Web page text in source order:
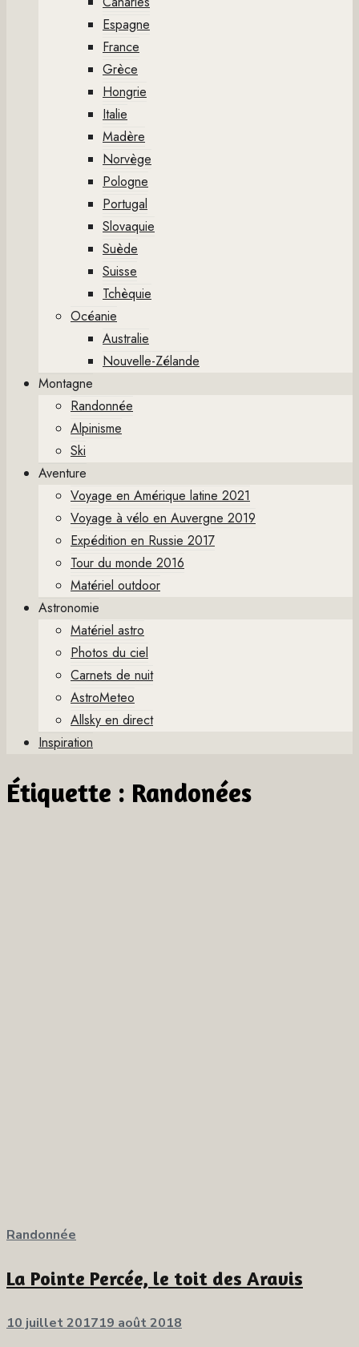
Espagne
France
Grèce
Hongrie
Italie
Madère
Norvège
Pologne
Portugal
Slovaquie
Suède
Suisse
Tchèquie
Océanie
Australie
Nouvelle-Zélande
Montagne
Randonnée
Alpinisme
Ski
Aventure
Voyage en Amérique latine 2021
Voyage à vélo en Auvergne 2019
Expédition en Russie 2017
Tour du monde 2016
Matériel outdoor
Astronomie
Matériel astro
Photos du ciel
Carnets de nuit
AstroMeteo
Allsky en direct
Inspiration
Étiquette : Randonées
Randonnée
La Pointe Percée, le toit des Aravis
Publié
10 juillet 201719 août 2018